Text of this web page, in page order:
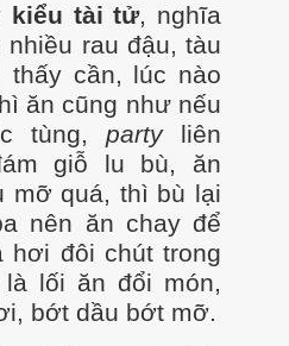
kiểu tài tử, nghĩa
rau đậu, tàu
cần, lúc nào
ăn cũng như nếu
tùng,partyliên
giỗ lu bù, ăn
mỡ quá, thì bù lại
nên ăn chay để
hơi đôi chút trong
lối ăn đổi món,
bớt dầu bớt mỡ.